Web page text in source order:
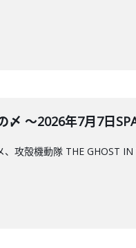
〆 ～2026年7月7日
攻殻機動隊 THE GHOST